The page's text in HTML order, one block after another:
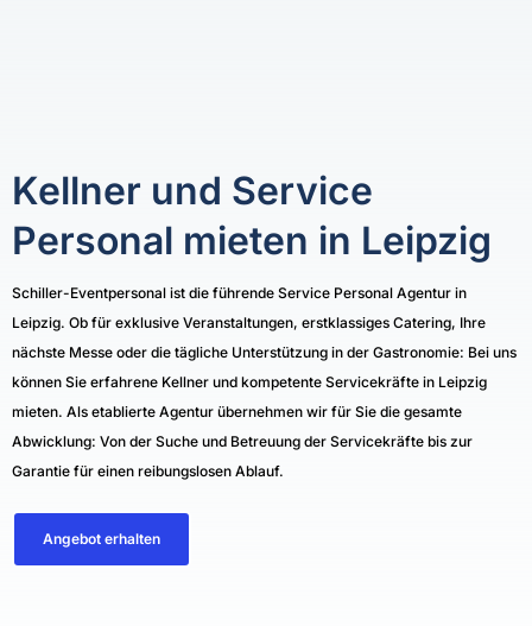
Kellner und Service
Personal mieten in Leipzig
Schiller-Eventpersonal ist die führende Service Personal Agentur in
Leipzig. Ob für exklusive Veranstaltungen, erstklassiges Catering, Ihre
nächste Messe oder die tägliche Unterstützung in der Gastronomie: Bei uns
können Sie erfahrene Kellner und kompetente Servicekräfte in Leipzig
mieten. Als etablierte Agentur übernehmen wir für Sie die gesamte
Abwicklung: Von der Suche und Betreuung der Servicekräfte bis zur
Garantie für einen reibungslosen Ablauf.
Angebot erhalten